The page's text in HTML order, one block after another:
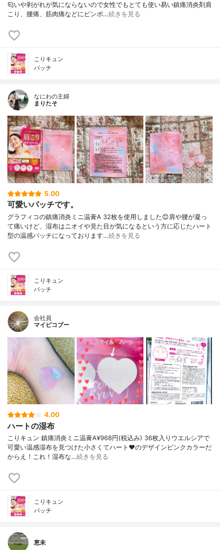
匂いや剥がれが気にならないので女性でもとても使い易い鎮痛消炎剤肩
こり、腰痛、筋肉痛などにピンポ…続きを見る
こりキュン
パッチ
なにわの主婦
まりたそ
5.00
可愛いパッチです。
グラフィコの鎮痛消炎ミニ温膏A 32枚を使用しました😊肩や腰が凝っ
て痛いけど、湿布はニオイや見た目が気になるという方に応じたハート
型の温感パッチになっております…続きを見る
こりキュン
パッチ
会社員
マイピコブー
4.00
ハートの湿布
こりキュン 鎮痛消炎ミニ温膏A¥968円(税込み) 36枚入りウエルシアで
可愛い温感湿布を見つけた小さくてハート♥️のデザインピンクカラーだ
からえ！これ！湿布な…続きを見る
こりキュン
パッチ
恵未